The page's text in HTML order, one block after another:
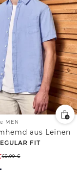
MEN
aus Leinen
FIT
69,99€